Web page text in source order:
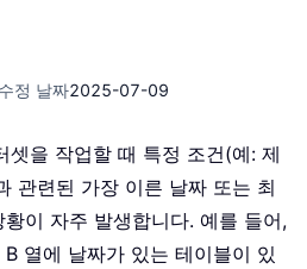
수정 날짜2025-07-09
셋을 작업할 때 특정 조건(예: 제
관련된 가장 이른 날짜 또는 최
이 자주 발생합니다. 예를 들어,
열에 날짜가 있는 테이블이 있